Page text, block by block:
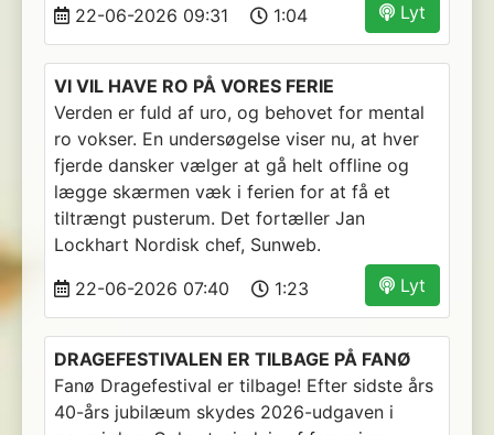
Lyt
22-06-2026 09:31 1:04
VI VIL HAVE RO PÅ VORES FERIE
Verden er fuld af uro, og behovet for mental
ro vokser. En undersøgelse viser nu, at hver
fjerde dansker vælger at gå helt offline og
lægge skærmen væk i ferien for at få et
tiltrængt pusterum. Det fortæller Jan
Lockhart Nordisk chef, Sunweb.
Lyt
22-06-2026 07:40 1:23
DRAGEFESTIVALEN ER TILBAGE PÅ FANØ
Fanø Dragefestival er tilbage! Efter sidste års
40-års jubilæum skydes 2026-udgaven i